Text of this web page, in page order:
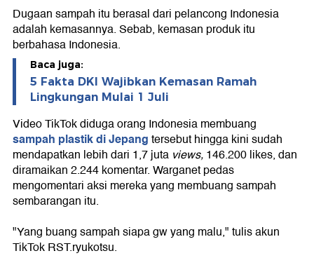
Dugaan sampah itu berasal dari pelancong Indonesia
adalah kemasannya. Sebab, kemasan produk itu
berbahasa Indonesia.
Baca juga:
5 Fakta DKI Wajibkan Kemasan Ramah
Lingkungan Mulai 1 Juli
Video TikTok diduga orang Indonesia membuang
sampah plastik di Jepangtersebut hingga kini sudah
mendapatkan lebih dari 1,7 juta views,146.200 likes, dan
diramaikan 2.244 komentar. Warganet pedas
mengomentari aksi mereka yang membuang sampah
sembarangan itu.
"Yang buang sampah siapa gw yang malu," tulis akun
TikTok RST.ryukotsu.